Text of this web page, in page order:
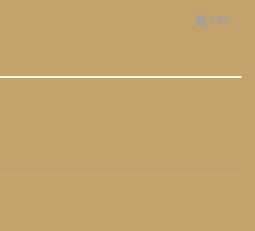
235